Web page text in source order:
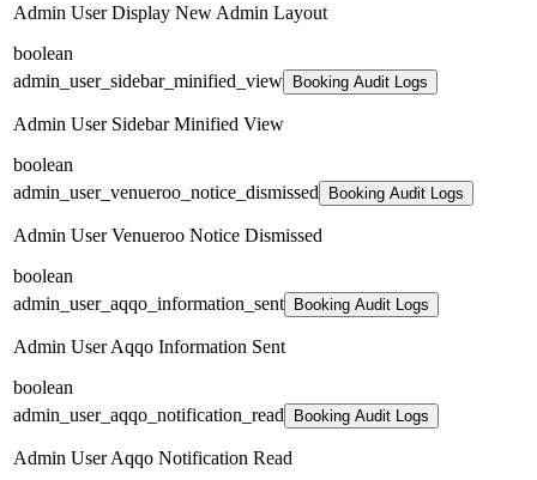
Admin User Display New Admin Layout
boolean
admin_user_sidebar_minified_view
Booking Audit Logs
Admin User Sidebar Minified View
boolean
admin_user_venueroo_notice_dismissed
Booking Audit Logs
Admin User Venueroo Notice Dismissed
boolean
admin_user_aqqo_information_sent
Booking Audit Logs
Admin User Aqqo Information Sent
boolean
admin_user_aqqo_notification_read
Booking Audit Logs
Admin User Aqqo Notification Read